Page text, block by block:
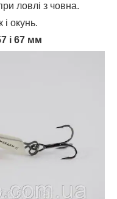
ловлі з човна.
окунь.
і 67 мм